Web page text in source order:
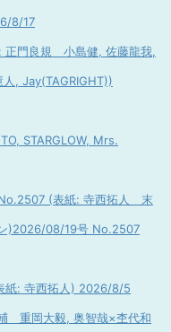
8/17
正門良規 小島健, 佐藤龍我,
, Jay(TAGRIGHT))
STARGLOW, Mrs.
(表紙: 寺西拓人 末
)2026/08/19号 No.2507
紙: 寺西拓人) 2026/8/5
重岡大毅, 奥智哉×杢代和